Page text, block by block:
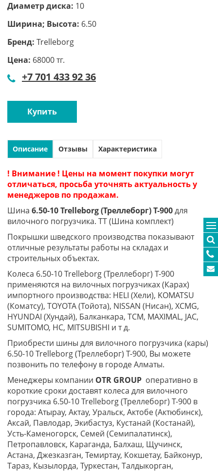
Диаметр диска: 10
Ширина; Высота: 6.50
Бренд: Trelleborg
Цена: 68000 тг.
+7 701 433 92 36
Купить
Описание Отзывы Характеристика
! Внимание ! Цены на момент покупки могут
отличаться, просьба уточнять актуальность у
менеджеров по продажам.
Шина 6.50-10 Trelleborg (Треллеборг) T-900для
вилочного погрузчика. TT (Шина комплект)
Покрышки шведского производства показывают
отличные результаты работы на складах и
строительных объектах.
Колеса 6.50-10 Trelleborg (Треллеборг) T-900
применяются на вилочных погрузчиках (Карах)
импортного производства: HELI (Хели), KOMATSU
(Коматсу), TOYOTA (Тойота), NISSAN (Нисан), XCMG,
HYUNDAI (Хундай), Балканкара, TCM, MAXIMAL, JAC,
SUMITOMO, HC, MITSUBISHI и т д.
Приобрести шины для вилочного погрузчика (кары)
6.50-10 Trelleborg (Треллеборг) T-900, Вы можете
позвонить по телефону в городе Алматы.
Менеджеры компании OTR GROUP оперативно в
короткие сроки доставят колеса для вилочного
погрузчика 6.50-10 Trelleborg (Треллеборг) T-900 в
города: Атырау, Актау, Уральск, Актобе (Актюбинск),
Аксай, Павлодар, Экибастуз, Кустанай (Костанай),
Усть-Каменогорск, Семей (Семипалатинск),
Петропавловск, Караганда, Балхаш, Щучинск,
Астана, Джезказган, Темиртау, Кокшетау, Байконур,
Тараз, Кызылорда, Туркестан, Талдыкорган,